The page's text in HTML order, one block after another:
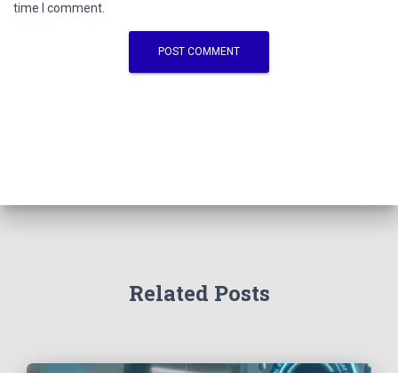
time I comment.
Related Posts